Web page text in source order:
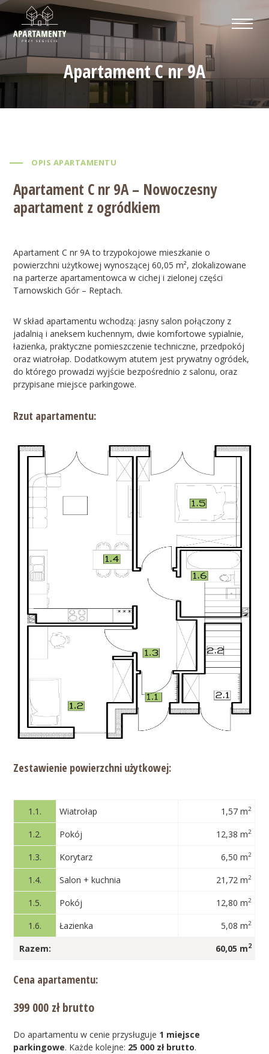
Apartament C nr 9A
OPIS APARTAMENTU
Apartament C nr 9A – Nowoczesny
apartament z ogródkiem
Apartament C nr 9A to trzypokojowe mieszkanie o
powierzchni użytkowej wynoszącej 60,05 m², zlokalizowane
na parterze apartamentowca w cichej i zielonej części
Tarnowskich Gór – Reptach.
W skład apartamentu wchodzą: jasny salon połączony z
jadalnią i aneksem kuchennym, dwie komfortowe sypialnie,
łazienka, praktyczne pomieszczenie techniczne, przedpokój
oraz wiatrołap. Dodatkowym atutem jest prywatny ogródek,
do którego prowadzi wyjście bezpośrednio z salonu, oraz
przypisane miejsce parkingowe.
Rzut apartamentu:
Zestawienie powierzchni użytkowej:
1.1. Wiatrołap 1,57 m2
1.2. Pokój 12,38 m2
1.3. Korytarz 6,50 m2
1.4. Salon + kuchnia 21,72 m2
1.5. Pokój 12,80 m2
1.6. Łazienka 5,08 m2
Razem: 60,05 m2
Cena apartamentu:
399 000 zł brutto
Do apartamentu w cenie przysługuje 1 miejsce
parkingowe. Każde kolejne: 25 000 zł brutto.